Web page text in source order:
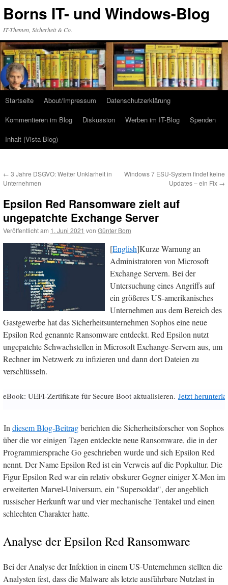
Inhalt
Borns IT- und Windows-Blog
IT-Themen, Sicherheit & Co.
Startseite About/Impressum
Datenschutzerklärung
Kommentieren im Blog
Diskussion Werben im IT-Blog
Spenden
Inhalt (Vista Blog)
← 3 Jahre DSGVO: Weiter Unklarheit in
Unternehmen
Windows 7 ESU-System findet keine
Updates – ein Fix →
Epsilon Red Ransomware zielt auf
ungepatchte Exchange Server
Veröffentlicht am 1. Juni 2021 von Günter Born
[English]Kurze Warnung an
Administratoren von Microsoft
Exchange Servern. Bei der
Untersuchung eines Angriffs auf
ein größeres US-amerikanisches
Unternehmen aus dem Bereich des
Gastgewerbe hat das Sicherheitsunternehmen Sophos eine neue
Epsilon Red genannte Ransomware entdeckt. Red Epsilon nutzt
ungepatchte Schwachstellen in Microsoft Exchange-Servern aus, um
Rechner im Netzwerk zu infizieren und dann dort Dateien zu
verschlüsseln.
eBook: UEFI-Zertifikate für Secure Boot aktualisieren. Jetzt
Indiesem Blog-Beitragberichten die Sicherheitsforscher von Sophos
über die vor einigen Tagen entdeckte neue Ransomware, die in der
Programmiersprache Go geschrieben wurde und sich Epsilon Red
nennt. Der Name Epsilon Red ist ein Verweis auf die Popkultur. Die
Figur Epsilon Red war ein relativ obskurer Gegner einiger X-Men im
erweiterten Marvel-Universum, ein "Supersoldat", der angeblich
russischer Herkunft war und vier mechanische Tentakel und einen
schlechten Charakter hatte.
Analyse der Epsilon Red Ransomware
Bei der Analyse der Infektion in einem US-Unternehmen stellten die
Analysten fest, dass die Malware als letzte ausführbare Nutzlast in